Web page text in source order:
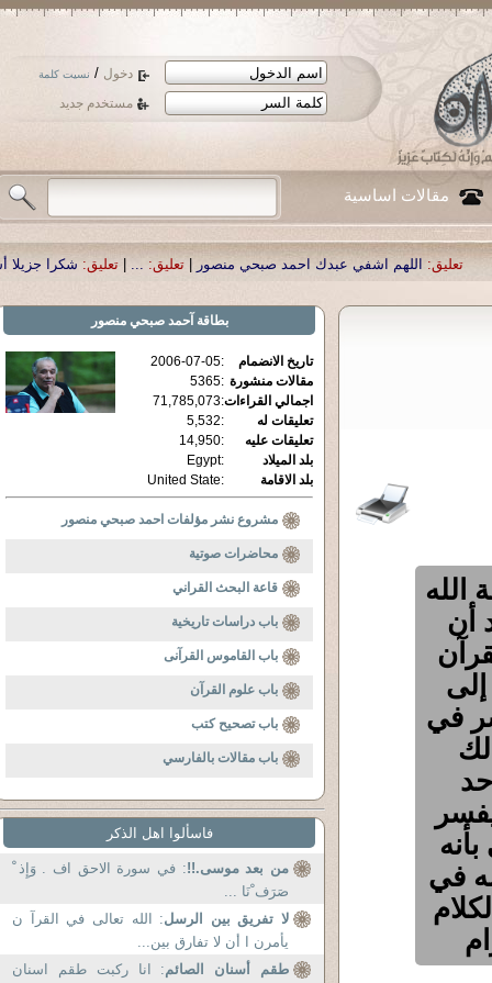
دخول / نسيت كلمة
مستخدم جديد
مقالات اساسية
اشفي عبدك احمد صبحي منصور| تعليق: ...
|تعليق: شكرا جزيلا أستاذ حمد
الله
أن
في
في
بطاقة آحمد صبحي منصور
تاريخ الانضمام :
2006-07-05
مقالات منشورة :
5365
اجمالي القراءات:
71,785,073
تعليقات له
:
5,532
تعليقات عليه
:
14,950
بلد الميلاد
:
Egypt
بلد الاقامة
:
United State
مشروع نشر مؤلفات احمد صبحي منصور
محاضرات صوتية
قاعة البحث القراني
باب دراسات تاريخية
باب القاموس القرآنى
باب علوم القرآن
باب تصحيح كتب
باب مقالات بالفارسي
فاسألوا اهل الذكر
من بعد موسى.!!: في سورة الاحق اف . وَإِذ ْ
صَرَف ْنَا ...
لا تفريق بين الرسل: الله تعالى في القرآ ن
يأمرن ا أن لا تفارق بين...
طقم أسنان الصائم: انا ركبت طقم اسنان